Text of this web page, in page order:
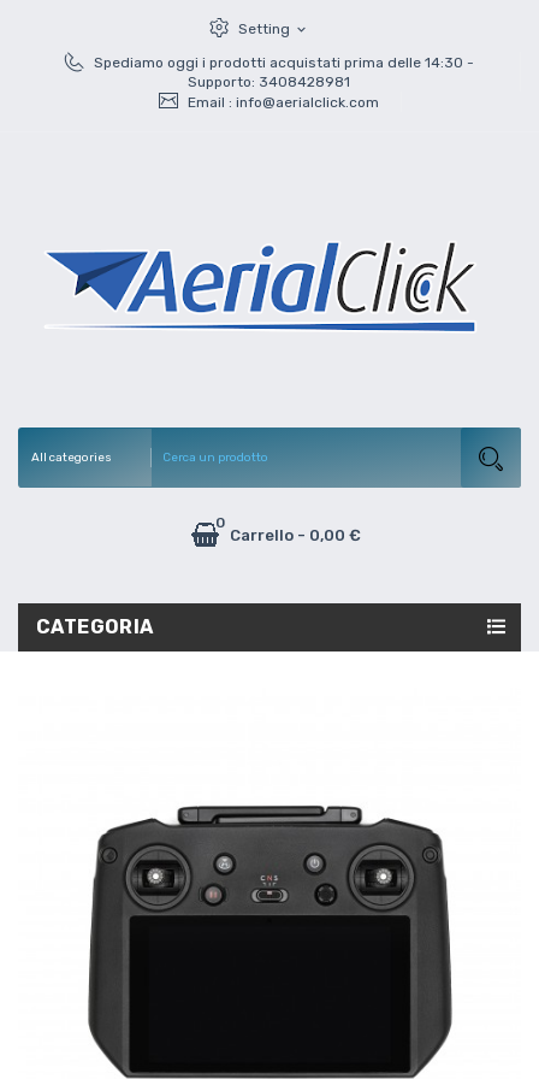
Setting expand_more
Spediamo oggi i prodotti acquistati prima delle 14:30 -
Supporto: 3408428981
Email : info@aerialclick.com
Carrello
0
- 0,00 €
CATEGORIA